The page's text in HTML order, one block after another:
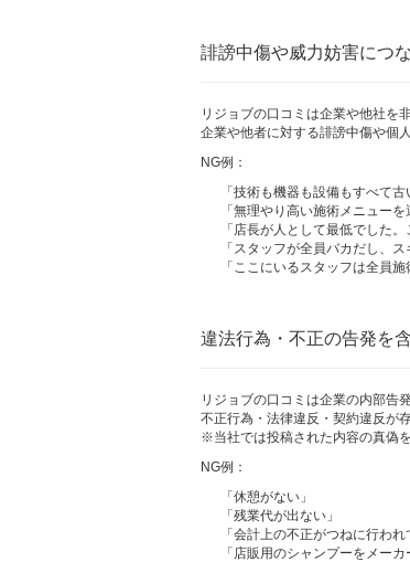
誹謗中傷や威力妨害につ
リジョブの口コミは企業や他社を
企業や他者に対する誹謗中傷や個
NG例：
「技術も機器も設備もすべて
「無理やり高い施術メニュー
「店長が人として最低でした
「スタッフが全員バカだし、
「ここにいるスタッフは全員施
違法行為・不正の告発を
リジョブの口コミは企業の内部告
不正行為・法律違反・契約違反が
※当社では投稿された内容の真偽
NG例：
「休憩がない」
「残業代が出ない」
「会計上の不正がつねに行われ
「店販用のシャンプーをメー